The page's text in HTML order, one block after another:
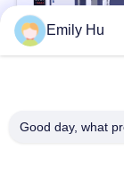
Emily Hu
Good day, what